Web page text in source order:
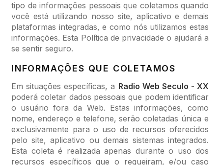
tipo de informações pessoais que coletamos quando
você está utilizando nosso site, aplicativo e demais
plataformas integradas, e como nós utilizamos estas
informações. Esta Política de privacidade o ajudará a
se sentir seguro.
INFORMAÇÕES QUE COLETAMOS
Em situações específicas, a Radio Web Seculo - XX
poderá coletar dados pessoais que podem identificar
o usuário fora da Web. Estas informações, como
nome, endereço e telefone, serão coletadas única e
exclusivamente para o uso de recursos oferecidos
pelo site, aplicativo ou demais sistemas integrados.
Esta coleta é realizada apenas durante o uso dos
recursos específicos que o requeiram, e/ou caso